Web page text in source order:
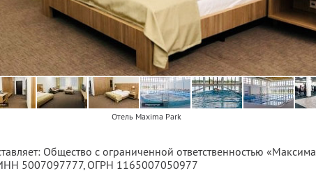
Отель Maxima Park
Общество с ограниченной ответственностью «Максима
5007097777, ОГРН 1165007050977